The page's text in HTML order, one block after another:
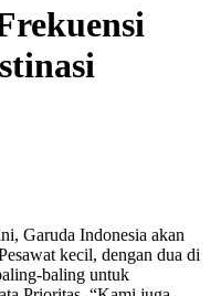
Garuda Indonesia akan
kecil, dengan dua di
baling untuk